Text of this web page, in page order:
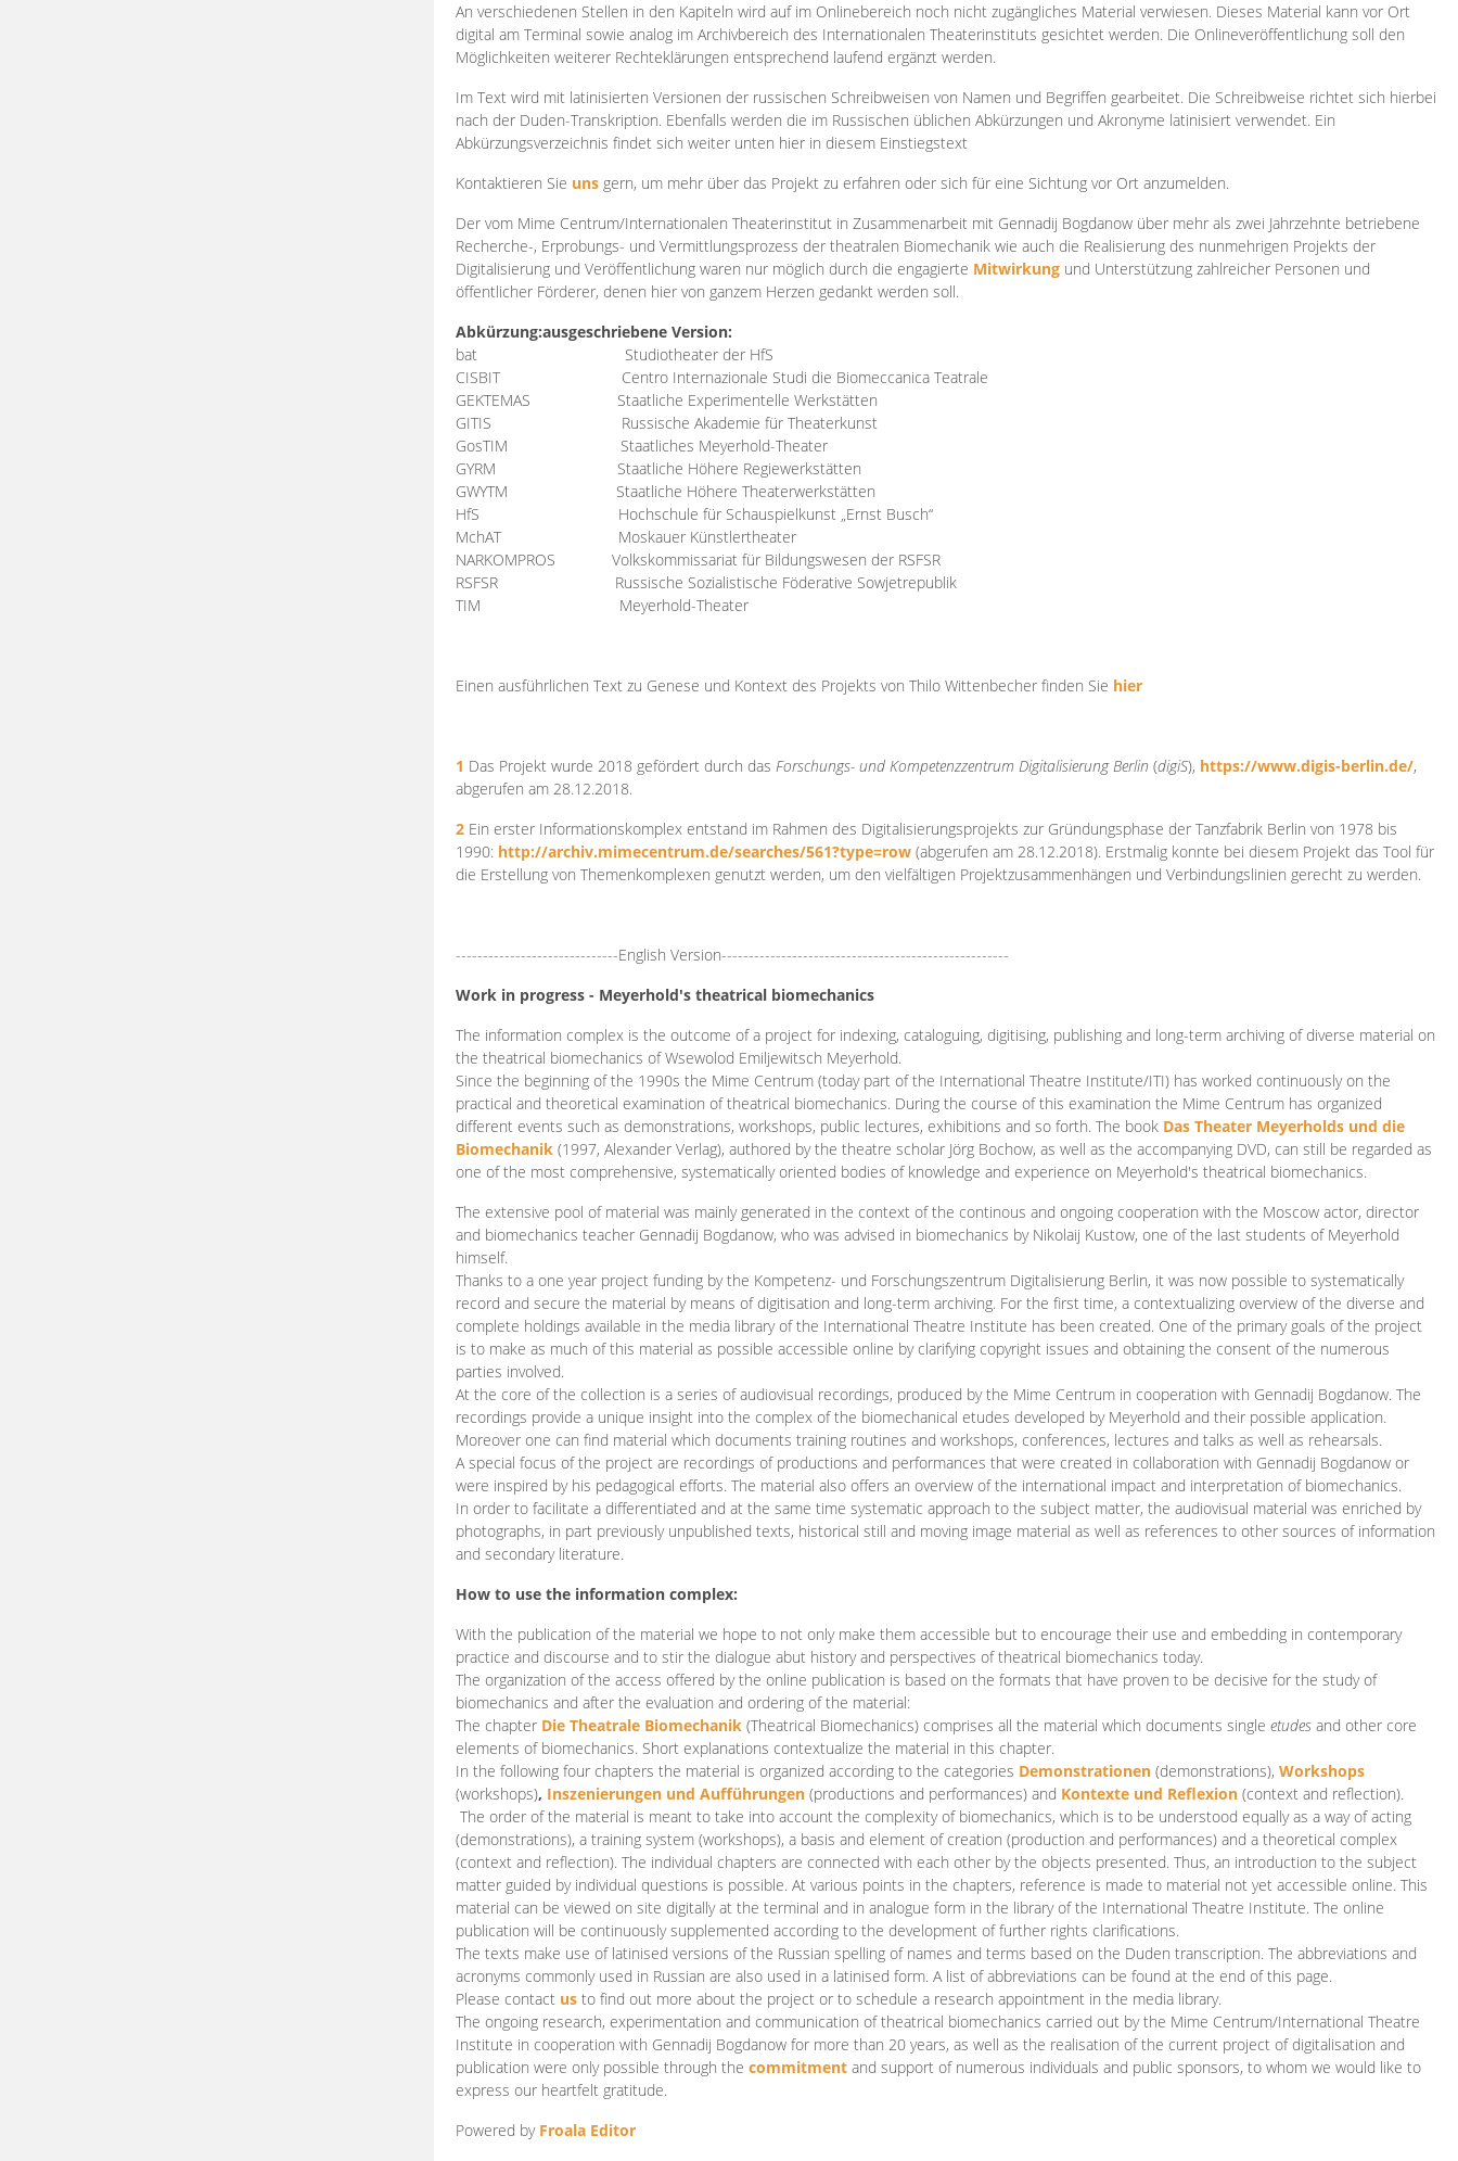
An verschiedenen Stellen in den Kapiteln wird auf im Onlinebereich noch nicht zugängliches Material verwiesen. Dieses Material kann vor Ort
digital am Terminal sowie analog im Archivbereich des Internationalen Theaterinstituts gesichtet werden. Die Onlineveröffentlichung soll den
Möglichkeiten weiterer Rechteklärungen entsprechend laufend ergänzt werden.
Im Text wird mit latinisierten Versionen der russischen Schreibweisen von Namen und Begriffen gearbeitet. Die Schreibweise richtet sich hierbei
nach der Duden-Transkription. Ebenfalls werden die im Russischen üblichen Abkürzungen und Akronyme latinisiert verwendet. Ein
Abkürzungsverzeichnis findet sich weiter unten hier in diesem Einstiegstext
Kontaktieren Sie uns gern, um mehr über das Projekt zu erfahren oder sich für eine Sichtung vor Ort anzumelden.
Der vom Mime Centrum/Internationalen Theaterinstitut in Zusammenarbeit mit Gennadij Bogdanow über mehr als zwei Jahrzehnte betriebene
Recherche-, Erprobungs- und Vermittlungsprozess der theatralen Biomechanik wie auch die Realisierung des nunmehrigen Projekts der
Digitalisierung und Veröffentlichung waren nur möglich durch die engagierte Mitwirkung und Unterstützung zahlreicher Personen und
öffentlicher Förderer, denen hier von ganzem Herzen gedankt werden soll.
Abkürzung:ausgeschriebene Version:
bat
Studiotheater der HfS
CISBIT
Centro Internazionale Studi die Biomeccanica Teatrale
GEKTEMAS
Staatliche Experimentelle Werkstätten
GITIS
Russische Akademie für Theaterkunst
GosTIM
Staatliches Meyerhold-Theater
GYRM
Staatliche Höhere Regiewerkstätten
GWYTM
Staatliche Höhere Theaterwerkstätten
HfS
Hochschule für Schauspielkunst „Ernst Busch“
MchAT
Moskauer Künstlertheater
NARKOMPROS
Volkskommissariat für Bildungswesen der RSFSR
RSFSR
Russische Sozialistische Föderative Sowjetrepublik
TIM Meyerhold-Theater
Einen ausführlichen Text zu Genese und Kontext des Projekts von Thilo Wittenbecher finden Sie hier
1 Das Projekt wurde 2018 gefördert durch das Forschungs- und Kompetenzzentrum DigitalisierungBerlin (digiS), https://www.digis-berlin.de/,
abgerufen am 28.12.2018.
2 Ein erster Informationskomplex entstand im Rahmen des Digitalisierungsprojekts zur Gründungsphase der Tanzfabrik Berlin von 1978 bis
1990: http://archiv.mimecentrum.de/searches/561?type=row (abgerufen am 28.12.2018). Erstmalig konnte bei diesem Projekt das Tool für
die Erstellung von Themenkomplexen genutzt werden, um den vielfältigen Projektzusammenhängen und Verbindungslinien gerecht zu werden.
------------------------------English Version-----------------------------------------------------
Work in progress - Meyerhold's theatrical biomechanics
The information complex is the outcome of a project for indexing, cataloguing, digitising, publishing and long-term archiving of diverse material on
the theatrical biomechanics of Wsewolod Emiljewitsch Meyerhold.
Since the beginning of the 1990s the Mime Centrum (today part of the International Theatre Institute/ITI) has worked continuously on the
practical and theoretical examination of theatrical biomechanics. During the course of this examination the Mime Centrum has organized
different events such as demonstrations, workshops, public lectures, exhibitions and so forth. The book Das Theater Meyerholds und die
Biomechanik (1997, Alexander Verlag), authored by the theatre scholar Jörg Bochow, as well as the accompanying DVD, can still be regarded as
one of the most comprehensive, systematically oriented bodies of knowledge and experience on Meyerhold's theatrical biomechanics.
The extensive pool of material was mainly generated in the context of the continous and ongoing cooperation with the Moscow actor, director
and biomechanics teacher Gennadij Bogdanow, who was advised in biomechanics by Nikolaij Kustow, one of the last students of Meyerhold
himself.
Thanks to a one year project funding by the Kompetenz- und Forschungszentrum Digitalisierung Berlin, it was now possible to systematically
record and secure the material by means of digitisation and long-term archiving. For the first time, a contextualizing overview of the diverse and
complete holdings available in the media library of the International Theatre Institute has been created. One of the primary goals of the project
is to make as much of this material as possible accessible online by clarifying copyright issues and obtaining the consent of the numerous
parties involved.
At the core of the collection is a series of audiovisual recordings, produced by the Mime Centrum in cooperation with Gennadij Bogdanow. The
recordings provide a unique insight into the complex of the biomechanical etudes developed by Meyerhold and their possible application.
Moreover one can find material which documents training routines and workshops, conferences, lectures and talks as well as rehearsals.
A special focus of the project are recordings of productions and performances that were created in collaboration with Gennadij Bogdanow or
were inspired by his pedagogical efforts. The material also offers an overview of the international impact and interpretation of biomechanics.
In order to facilitate a differentiated and at the same time systematic approach to the subject matter, the audiovisual material was enriched by
photographs, in part previously unpublished texts, historical still and moving image material as well as references to other sources of information
and secondary literature.
How to use the information complex:
With the publication of the material we hope to not only make them accessible but to encourage their use and embedding in contemporary
practice and discourse and to stir the dialogue abut history and perspectives of theatrical biomechanics today.
The organization of the access offered by the online publication is based on the formats that have proven to be decisive for the study of
biomechanics and after the evaluation and ordering of the material:
The chapter Die Theatrale Biomechanik (Theatrical Biomechanics) comprises all the material which documents single etudes and other core
elements of biomechanics. Short explanations contextualize the material in this chapter.
In the following four chapters the material is organized according to the categories Demonstrationen (demonstrations), Workshops
(workshops), Inszenierungen und Aufführungen (productions and performances) and Kontexte und Reflexion (context and reflection).
The order of the material is meant to take into account the complexity of biomechanics, which is to be understood equally as a way of acting
(demonstrations), a training system (workshops), a basis and element of creation (production and performances) and a theoretical complex
(context and reflection). The individual chapters are connected with each other by the objects presented. Thus, an introduction to the subject
matter guided by individual questions is possible. At various points in the chapters, reference is made to material not yet accessible online. This
material can be viewed on site digitally at the terminal and in analogue form in the library of the International Theatre Institute. The online
publication will be continuously supplemented according to the development of further rights clarifications.
The texts make use of latinised versions of the Russian spelling of names and terms based on the Duden transcription. The abbreviations and
acronyms commonly used in Russian are also used in a latinised form. A list of abbreviations can be found at the end of this page.
Please contact us to find out more about the project or to schedule a research appointment in the media library.
The ongoing research, experimentation and communication of theatrical biomechanics carried out by the Mime Centrum/International Theatre
Institute in cooperation with Gennadij Bogdanow for more than 20 years, as well as the realisation of the current project of digitalisation and
publication were only possible through the commitment and support of numerous individuals and public sponsors, to whom we would like to
express our heartfelt gratitude.
Powered by Froala Editor